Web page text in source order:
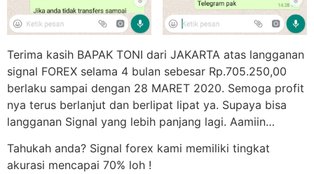
Terima kasih BAPAK TONI dari JAKARTA atas langganan
signal FOREX selama 4 bulan sebesar Rp.705.250,00
berlaku sampai dengan 28 MARET 2020. Semoga profit
nya terus berlanjut dan berlipat lipat ya. Supaya bisa
langganan Signal yang lebih panjang lagi. Aamiin…
Tahukah anda? Signal forex kami memiliki tingkat
akurasi mencapai 70% loh !